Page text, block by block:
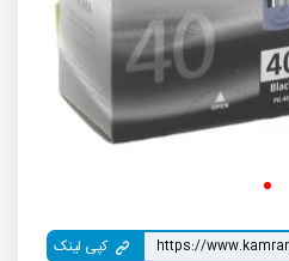
کپی لینک